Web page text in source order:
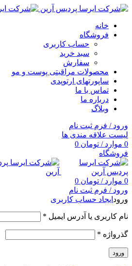
خانه
فروشگاه
حساب کاربری
سبد خرید
سفارش
محصولات مراقبتی پوست و مو
ساپورتهای ارتوپدی
تماس با ما
درباره ما
وبلاگ
ورود / فرم ثبت نام
لیست علاقه مندی ها
0 موارد / تومان
فروشگاه
0 موارد / تومان
ورود / فرم ثبت نام
ورود ایجاد حساب کاربری
نام کاربری یا آدرس ایمیل *
گذرواژه *
ورود